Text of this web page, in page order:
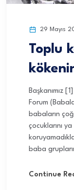
29 Mayıs
Toplu
Başkanımız
Forum
babaların
çocuklarını
baba
Continue